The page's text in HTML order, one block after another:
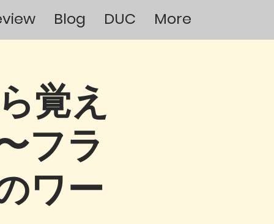
Blog DUC More
覚え
フラ
ワー